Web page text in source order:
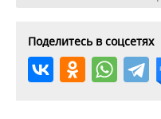
Поделитесь в соцсетях